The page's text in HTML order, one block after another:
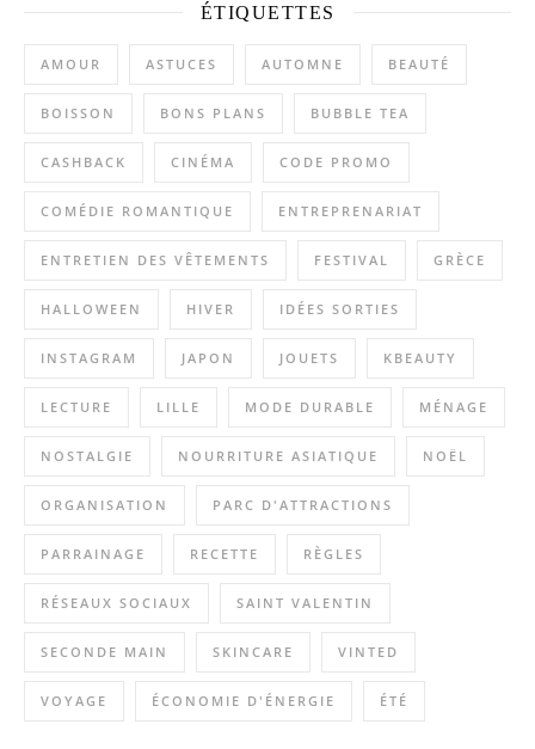
ÉTIQUETTES
AMOUR ASTUCES AUTOMNE BEAUTÉ
BOISSON BONS PLANS BUBBLE TEA
CASHBACK CINÉMA CODE PROMO
COMÉDIE ROMANTIQUE ENTREPRENARIAT
ENTRETIEN DES VÊTEMENTS FESTIVAL GRÈCE
HALLOWEEN HIVER IDÉES SORTIES
INSTAGRAM JAPON JOUETS KBEAUTY
LECTURE LILLE MODE DURABLE MÉNAGE
NOSTALGIE NOURRITURE ASIATIQUE NOËL
ORGANISATION PARC D'ATTRACTIONS
PARRAINAGE RECETTE RÈGLES
RÉSEAUX SOCIAUX SAINT VALENTIN
SECONDE MAIN SKINCARE VINTED
VOYAGE ÉCONOMIE D'ÉNERGIE ÉTÉ